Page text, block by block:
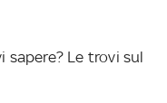
sapere? Le trovi sul